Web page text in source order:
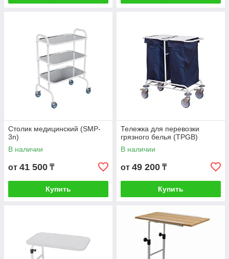
Столик медицинский (SMP-
3n)
В наличии
от 41 500 ₸
Купить
Тележка для перевозки
грязного белья (TPGB)
В наличии
от 49 200 ₸
Купить